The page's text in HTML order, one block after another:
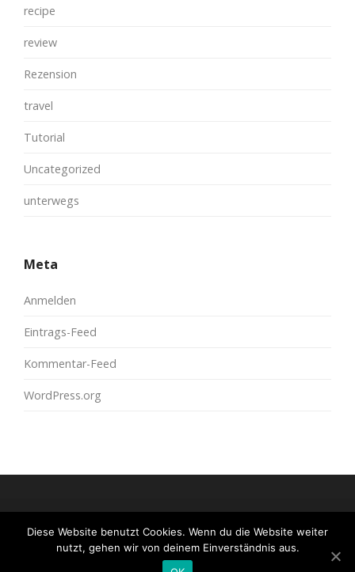
recipe
review
Rezension
travel
Tutorial
Uncategorized
unterwegs
Meta
Anmelden
Eintrags-Feed
Kommentar-Feed
WordPress.org
© 2026moreconfettiAll Rights Reserved.
Diese Website benutzt Cookies. Wenn du die Website weiter
nutzt, gehen wir von deinem Einverständnis aus.